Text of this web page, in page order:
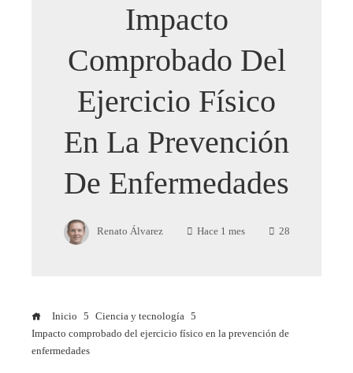
Impacto
Comprobado Del
Ejercicio Físico
En La Prevención
De Enfermedades
Renato Álvarez Hace 1 mes 28
Inicio
Ciencia y tecnología
Impacto comprobado del ejercicio físico en la prevención de
enfermedades